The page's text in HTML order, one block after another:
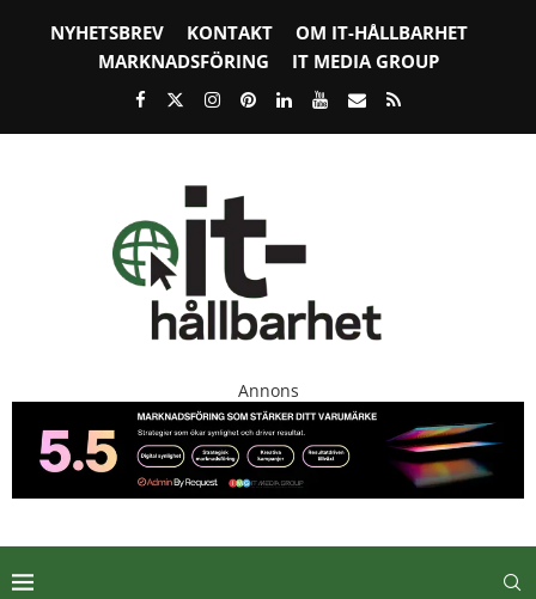
NYHETSBREV KONTAKT
OM IT-HÅLLBARHET
MARKNADSFÖRING
IT MEDIA GROUP
Annons